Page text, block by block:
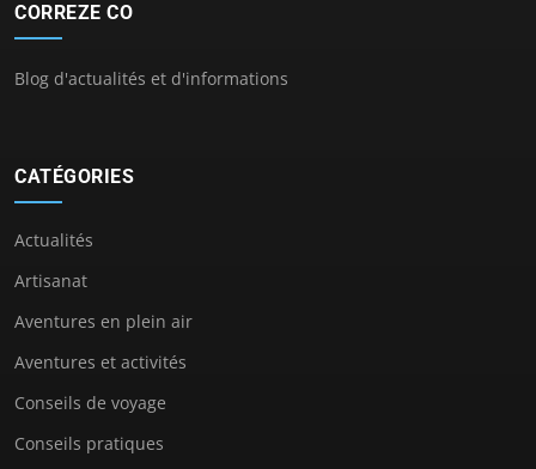
CORREZE CO
Blog d'actualités et d'informations
CATÉGORIES
Actualités
Artisanat
Aventures en plein air
Aventures et activités
Conseils de voyage
Conseils pratiques